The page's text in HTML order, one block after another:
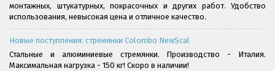
монтажных, штукатурных, покрасочных и других работ. Удобство
использования, невысокая цена и отличное качество.
Новые поступления: стремянки Colombo NewScal
Стальные и алюминиевые стремянки. Производство - Италия.
Максимальная нагрузка - 150 кг! Скоро в наличии!